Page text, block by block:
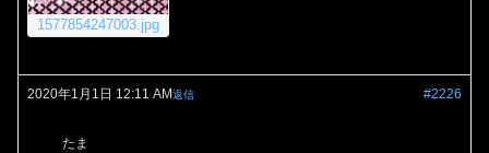
1577854247003.jpg
2020年1月1日 12:11 AM #2226
返信
たま